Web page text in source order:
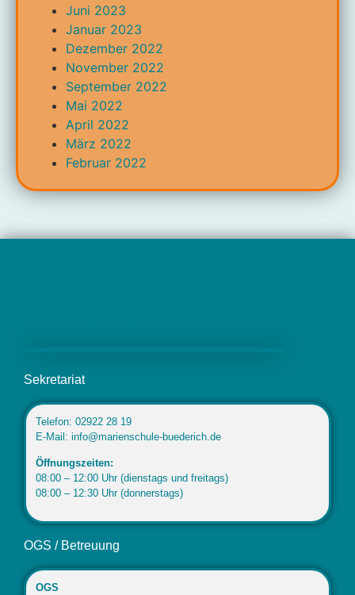
Juni 2023
Januar 2023
Dezember 2022
November 2022
September 2022
Mai 2022
April 2022
März 2022
Februar 2022
Sekretariat
Telefon: 02922 28 19
E-Mail: info@marienschule-buederich.de
Öffnungszeiten:
08:00 – 12:00 Uhr (dienstags und freitags)
08:00 – 12:30 Uhr (donnerstags)
OGS / Betreuung
OGS